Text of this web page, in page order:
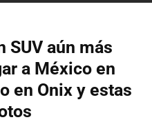
SUV aún más
a México en
en Onix y estas